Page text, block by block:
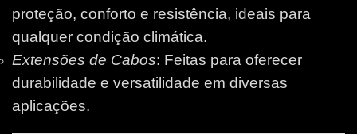
proteção, conforto e resistência, ideais para
qualquer condição climática.
Extensões de Cabos: Feitas para oferecer
durabilidade e versatilidade em diversas
aplicações.